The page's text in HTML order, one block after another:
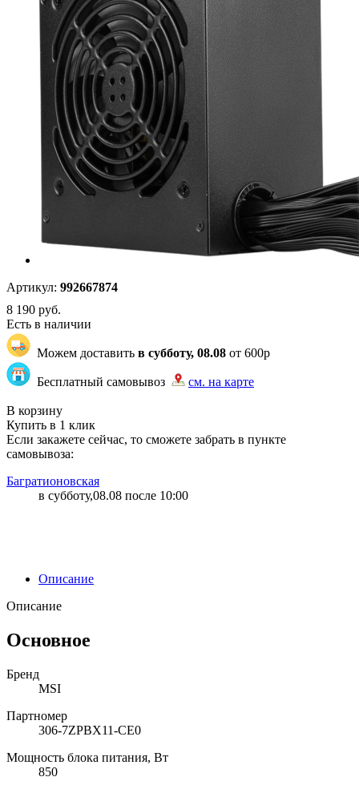
Артикул: 992667874
8 190 руб.
Есть в наличии
Можем доставить в субботу, 08.08 от 600р
Бесплатный самовывоз
см. на карте
В корзину
Купить в 1 клик
Если закажете сейчас, то сможете забрать в пункте
самовывоза:
Багратионовская
в субботу,08.08 после 10:00
Описание
Описание
Основное
Бренд
MSI
Партномер
306-7ZPBX11-CE0
Мощность блока питания, Вт
850